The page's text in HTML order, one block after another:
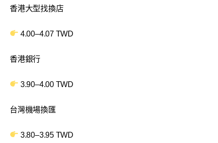
香港大型找換店
4.00–4.07 TWD
香港銀行
3.90–4.00 TWD
台灣機場換匯
3.80–3.95 TWD